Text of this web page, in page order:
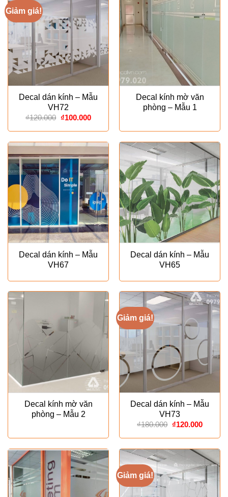
Giảm giá!
Decal dán kính – Mẫu
VH72
₫120.000 Giá
là:
₫120.000.
₫100.000Giá
tại
là:
₫100.000.
Decal kính mờ văn
phòng – Mẫu 1
Decal dán kính – Mẫu
VH67
Decal dán kính – Mẫu
VH65
Decal kính mờ văn
phòng – Mẫu 2
Giảm giá!
Decal dán kính – Mẫu
VH73
₫180.000 Giá
là:
₫180.000.
₫120.000Giá
tại
là:
Giảm giá!